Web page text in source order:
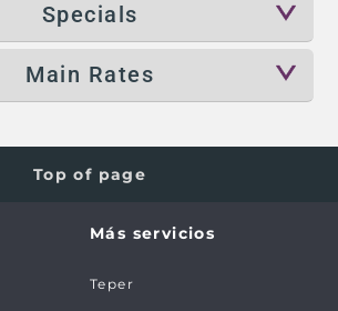
Specials
Main Rates
Top of page
Más servicios
Teper